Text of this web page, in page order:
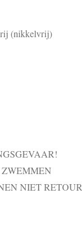
(nikkelvrij)
NIET RETOUR